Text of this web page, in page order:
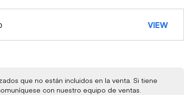
VIEW
que no están incluidos en la venta. Si tiene
con nuestro equipo de ventas.